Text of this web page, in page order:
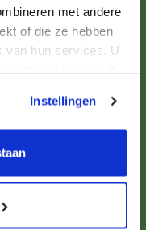
met andere
of die ze hebben
van hun services. U
Instellingen